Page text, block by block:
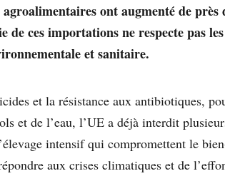
ont augmenté de près
ces importations ne respecte pas
et sanitaire.
et la résistance aux antibiotiques,
et de l’eau, l’UE a déjà interdit
intensif qui compromettent le
aux crises climatiques et de